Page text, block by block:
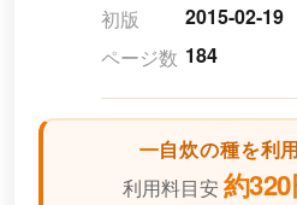
初版
2015-02-19
ページ数 184
自炊の種を利
利用料目安 約